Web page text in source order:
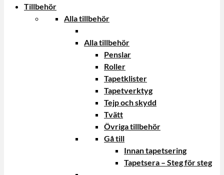
Tillbehör
Alla tillbehör
Alla tillbehör
Penslar
Roller
Tapetklister
Tapetverktyg
Tejp och skydd
Tvätt
Övriga tillbehör
Gå till
Innan tapetsering
Tapetsera – Steg för steg